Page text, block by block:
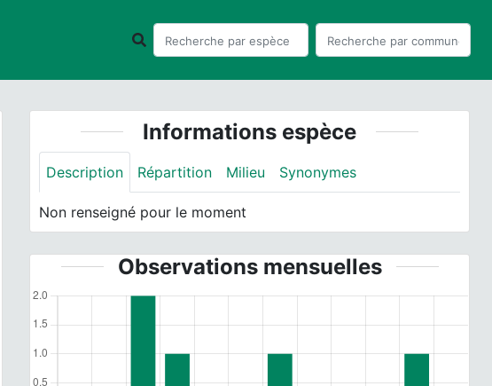
Informations espèce
Description Répartition Milieu Synonymes
Non renseigné pour le moment
Observations mensuelles